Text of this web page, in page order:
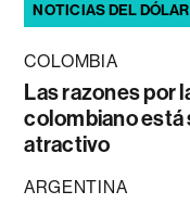
NOTICIAS DEL
COLOMBIA
Las razones por
colombiano está
atractivo
ARGENTINA